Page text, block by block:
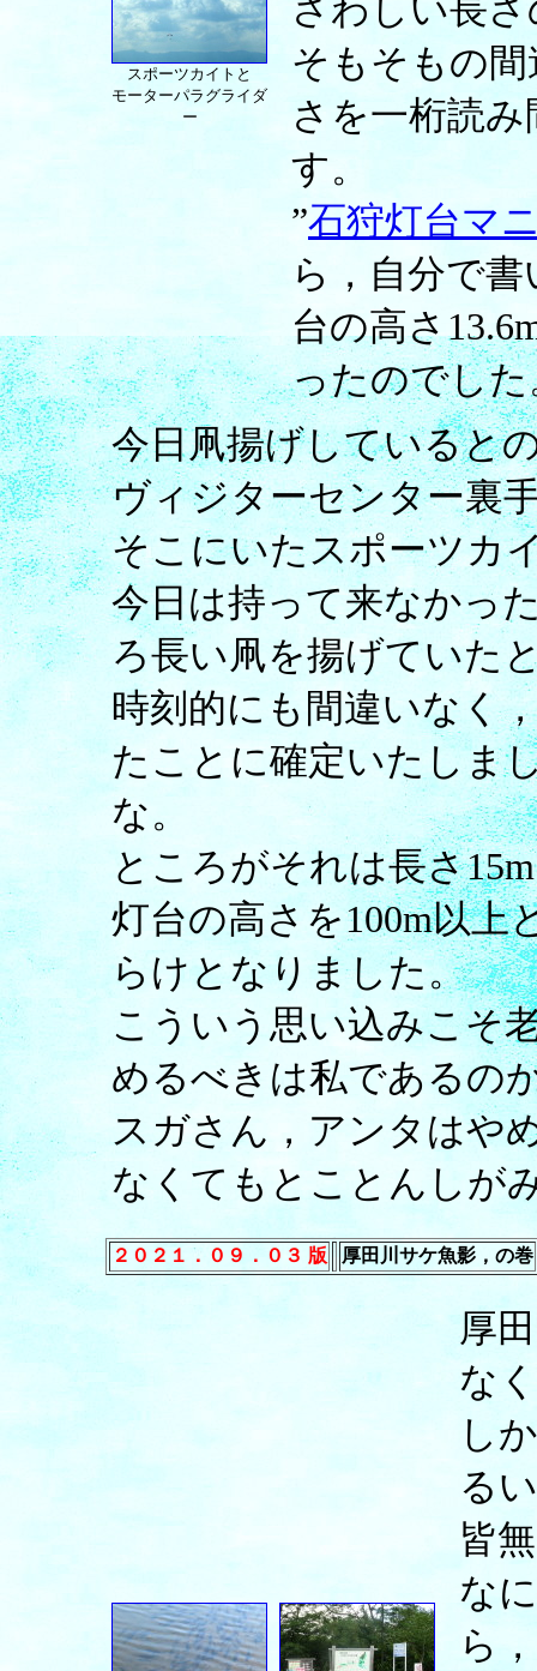
スポーツカイトと
モーターパラグライダ
ー
さわしい長
そもそもの
さを一桁読
す。
”石狩灯台マ
ら，自分で書
台の高さ
ったのでし
今日凧揚げしていると
ヴィジターセンター裏
そこにいたスポーツカ
今日は持って来なかっ
ろ長い凧を揚げていた
時刻的にも間違いなく
たことに確定いたしま
な。
ところがそれは長さ
灯台の高さを100m以上
らけとなりました。
こういう思い込みこそ
めるべきは私であるの
スガさん，アンタはや
なくてもとことんしが
２０２１．０９．０３ 版 厚田川サケ魚影，の巻
厚
な
し
る
皆
な
ら